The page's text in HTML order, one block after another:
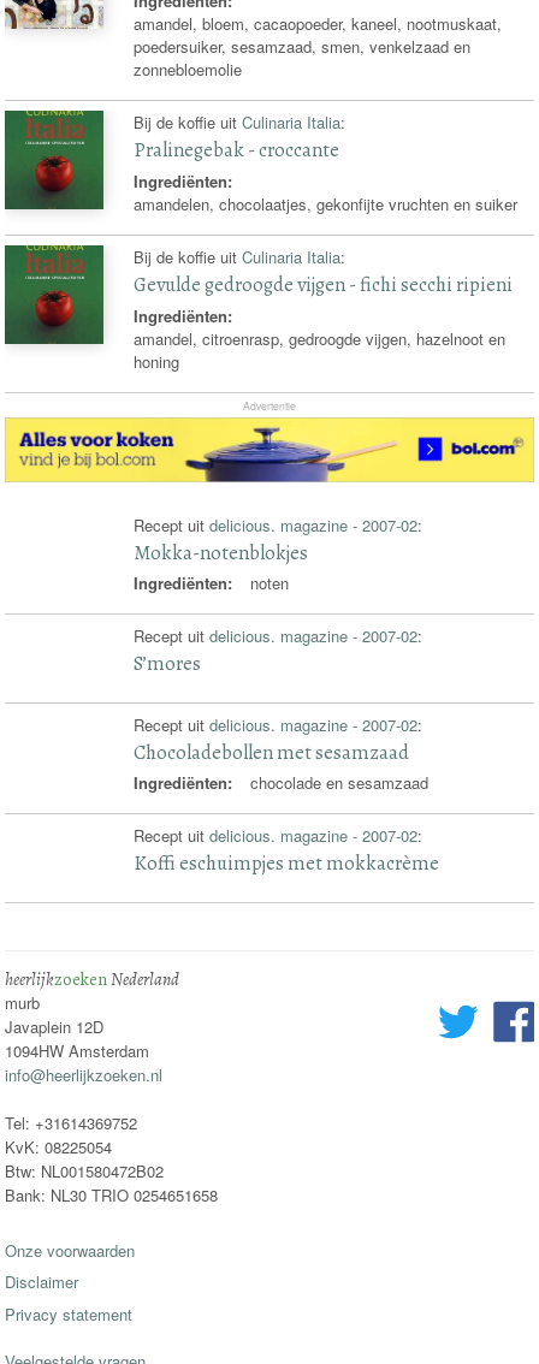
amandel, bloem, cacaopoeder, kaneel, nootmuskaat,
poedersuiker, sesamzaad, smen, venkelzaad en
zonnebloemolie
Bij de koffie uitCulinaria Italia:
Pralinegebak - croccante
Ingrediënten:
amandelen, chocolaatjes, gekonfijte vruchten en suiker
Bij de koffie uitCulinaria Italia:
Gevulde gedroogde vijgen - fichi secchi ripieni
Ingrediënten:
amandel, citroenrasp, gedroogde vijgen, hazelnoot en
honing
Advertentie
Recept uitdelicious. magazine - 2007-02:
Mokka-notenblokjes
Ingrediënten: noten
Recept uitdelicious. magazine - 2007-02:
S’mores
Recept uitdelicious. magazine - 2007-02:
Chocoladebollen met sesamzaad
Ingrediënten: chocolade en sesamzaad
Recept uitdelicious. magazine - 2007-02:
Koffi eschuimpjes met mokkacrème
heerlijkzoekenNederland
murb
Javaplein 12D
1094HW Amsterdam
info@heerlijkzoeken.nl
Tel: +31614369752
KvK: 08225054
Btw: NL001580472B02
Bank: NL30 TRIO 0254651658
Onze voorwaarden
Disclaimer
Privacy statement